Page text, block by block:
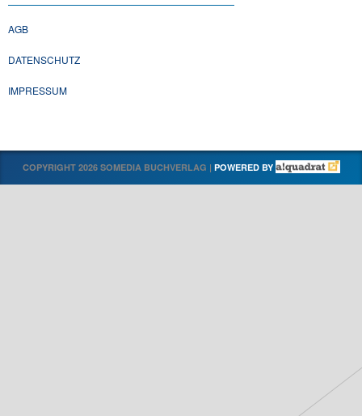
AGB
DATENSCHUTZ
IMPRESSUM
COPYRIGHT 2026 SOMEDIA BUCHVERLAG | POWERED BY